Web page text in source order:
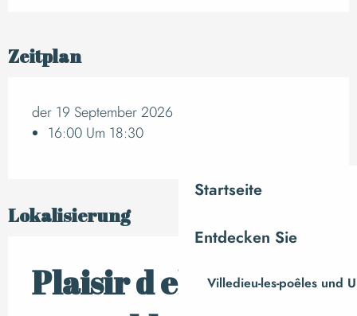
Startseite
Entdecken Sie
Villedieu-les-poêles und
Zeitplan
der 19 September 2026
16:00 Um 18:30
Lokalisierung
Plaisir d elire